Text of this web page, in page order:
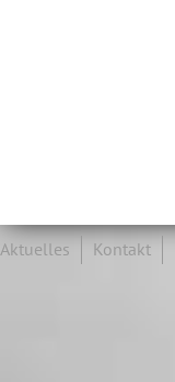
Aktuelles Kontakt